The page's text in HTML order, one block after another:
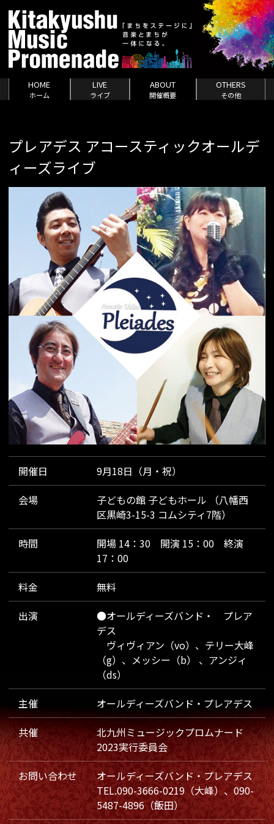
HOME
ホーム
LIVE
ライブ
ABOUT
開催概要
OTHERS
その他
プレアデス アコースティックオールデ
ィーズライブ
開催日
9月18日（月・祝）
会場
子どもの館 子どもホール （八幡西
区黒崎3-15-3 コムシティ7階）
時間
開場 14：30 開演 15：00 終演
17：00
料金
無料
出演
●オールディーズバンド・ プレア
デス
ヴィヴィアン（vo）、テリー大峰
（g）、メッシー（b） 、アンジィ
（ds）
主催
オールディーズバンド・プレアデス
共催
北九州ミュージックプロムナード
2023実行委員会
お問い合わせ
オールディーズバンド・プレアデス
TEL.090-3666-0219（大峰）、090-
5487-4896（飯田）